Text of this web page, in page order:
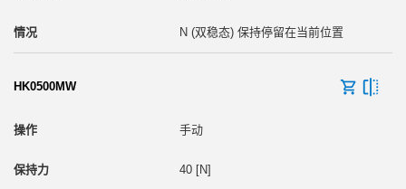
N (双稳态) 保持停留在当前位置
HK0500MW
手动
40 [N]